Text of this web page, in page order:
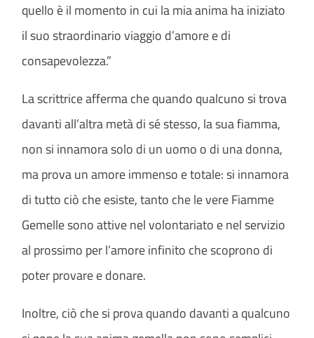
quello è il momento in cui la mia anima ha iniziato
il suo straordinario viaggio d’amore e di
consapevolezza.”
La scrittrice afferma che quando qualcuno si trova
davanti all’altra metà di sé stesso, la sua fiamma,
non si innamora solo di un uomo o di una donna,
ma prova un amore immenso e totale: si innamora
di tutto ciò che esiste, tanto che le vere Fiamme
Gemelle sono attive nel volontariato e nel servizio
al prossimo per l’amore infinito che scoprono di
poter provare e donare.
Inoltre, ciò che si prova quando davanti a qualcuno